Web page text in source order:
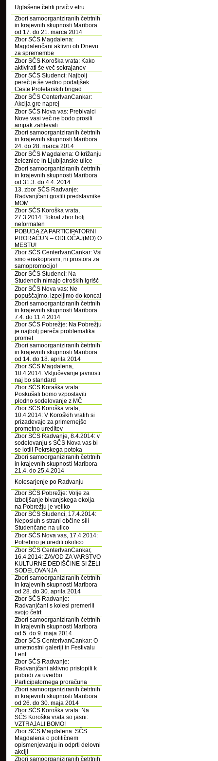
Uglašene četrti prvič v etru
Zbori samoorganiziranih četrtnih
in krajevnih skupnosti Maribora
od 17. do 21. marca 2014
Zbor SČS Magdalena:
Magdalenčani aktivni ob Dnevu
za spremembe
Zbor SČS Koroška vrata: Kako
aktivirati še več sokrajanov
Zbor SČS Studenci: Najbolj
pereč je še vedno podaljšek
Ceste Proletarskih brigad
Zbor SČS CenterIvanCankar:
Akcija gre naprej
Zbor SČS Nova vas: Prebivalci
Nove vasi več ne bodo prosili
ampak zahtevali
Zbori samoorganiziranih četrtnih
in krajevnih skupnosti Maribora
24. do 28. marca 2014
Zbor SČS Magdalena: O križanju
železnice in Ljubljanske ulice
Zbori samoorganiziranih četrtnih
in krajevnih skupnosti Maribora
od 31.3. do 4.4. 2014
13. zbor SČS Radvanje:
Radvanjčani gostili predstavnike
MOM
Zbor SČS Koroška vrata,
27.3.2014: Tokrat zbor bolj
neformalen
POBUDA ZA PARTICIPATORNI
PRORAČUN – ODLOČAJ(MO) O
MESTU!
Zbor SČS CenterIvanCankar: Vsi
smo enakopravni, ni prostora za
samopromocijo!
Zbor SČS Studenci: Na
Studencih nimajo otroških igrišč
Zbor SČS Nova vas: Ne
popuščajmo, izpeljimo do konca!
Zbori samoorganiziranih četrtnih
in krajevnih skupnosti Maribora
7.4. do 11.4.2014
Zbor SČS Pobrežje: Na Pobrežju
je najbolj pereča problematika
promet
Zbori samoorganiziranih četrtnih
in krajevnih skupnosti Maribora
od 14. do 18. aprila 2014
Zbor SČS Magdalena,
10.4.2014: Vključevanje javnosti
naj bo standard
Zbor SČS Koraška vrata:
Poskušali bomo vzpostaviti
plodno sodelovanje z MČ
Zbor SČS Koroška vrata,
10.4.2014: V Koroških vratih si
prizadevajo za primernejšo
prometno ureditev
Zbor SČS Radvanje, 8.4.2014: v
sodelovanju s SČS Nova vas bi
se lotili Pekrskega potoka
Zbori samoorganiziranih četrtnih
in krajevnih skupnosti Maribora
21.4. do 25.4.2014
Kolesarjenje po Radvanju
Zbor SČS Pobrežje: Volje za
izboljšanje bivanjskega okolja
na Pobrežju je veliko
Zbor SČS Studenci, 17.4.2014:
Neposluh s strani občine sili
Studenčane na ulico
Zbor SČS Nova vas, 17.4.2014:
Potrebno je urediti okolico
Zbor SČS CenterIvanCankar,
16.4.2014: ZAVOD ZA VARSTVO
KULTURNE DEDIŠČINE SI ŽELI
SODELOVANJA
Zbori samoorganiziranih četrtnih
in krajevnih skupnosti Maribora
od 28. do 30. aprila 2014
Zbor SČS Radvanje:
Radvanjčani s kolesi premerili
svojo četrt
Zbori samoorganiziranih četrtnih
in krajevnih skupnosti Maribora
od 5. do 9. maja 2014
Zbor SČS CenterIvanCankar: O
umetnostni galeriji in Festivalu
Lent
Zbor SČS Radvanje:
Radvanjčani aktivno pristopili k
pobudi za uvedbo
Participatornega proračuna
Zbori samoorganiziranih četrtnih
in krajevnih skupnosti Maribora
od 26. do 30. maja 2014
Zbor SČS Koroška vrata: Na
SČS Koroška vrata so jasni:
VZTRAJALI BOMO!
Zbor SČS Magdalena: SČS
Magdalena o političnem
opismenjevanju in odprti delovni
akciji
Zbori samoorganiziranih četrtnih